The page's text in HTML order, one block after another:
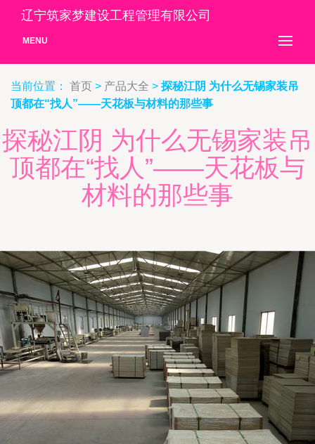
辽宁筑家梦建设工程管理有限公司
MENU
当前位置： 首页 > 产品大全 > 探秘江阴 为什么无锡家装吊
顶都在“找人”——天花板与材料的那些事
探秘江阴 为什么无锡家装吊
顶都在“找人”——天花板与
材料的那些事